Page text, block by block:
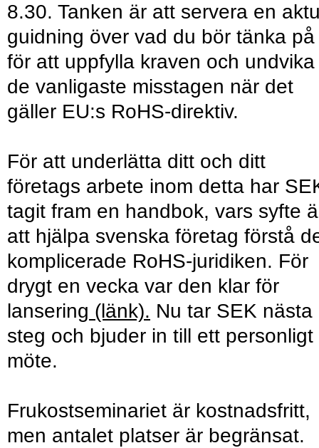
8.30. Tanken är att servera en
guidning över vad du bör tänka på
för att uppfylla kraven och undvika
de vanligaste misstagen när det
gäller EU:s RoHS-direktiv.
För att underlätta ditt och ditt
företags arbete inom detta har
tagit fram en handbok, vars syfte
att hjälpa svenska företag förstå
komplicerade RoHS-juridiken. För
drygt en vecka var den klar för
lansering (länk). Nu tar SEK nästa
steg och bjuder in till ett personligt
möte.
Frukostseminariet är kostnadsfritt,
men antalet platser är begränsat.